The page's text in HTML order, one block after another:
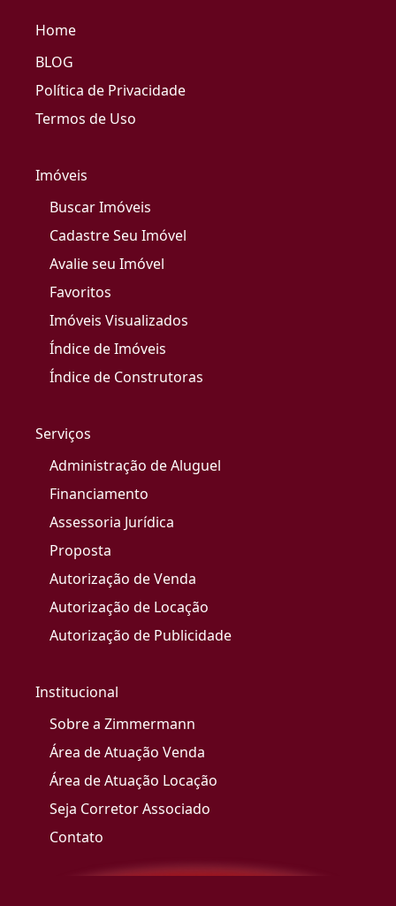
Home
BLOG
Política de Privacidade
Termos de Uso
Imóveis
Buscar Imóveis
Cadastre Seu Imóvel
Avalie seu Imóvel
Favoritos
Imóveis Visualizados
Índice de Imóveis
Índice de Construtoras
Serviços
Administração de Aluguel
Financiamento
Assessoria Jurídica
Proposta
Autorização de Venda
Autorização de Locação
Autorização de Publicidade
Institucional
Sobre a Zimmermann
Área de Atuação Venda
Área de Atuação Locação
Seja Corretor Associado
Contato